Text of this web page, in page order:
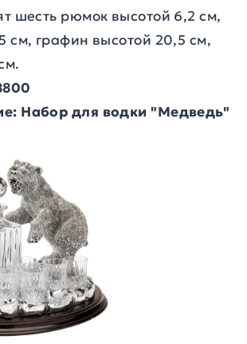
шесть рюмок высотой 6,2 см,
см, графин высотой 20,5 см,
Набор для водки "Медведь"